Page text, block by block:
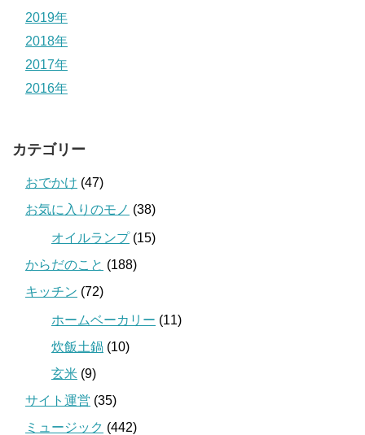
2019年
2018年
2017年
2016年
カテゴリー
おでかけ (47)
お気に入りのモノ (38)
オイルランプ(15)
からだのこと (188)
キッチン (72)
ホームベーカリー (11)
炊飯土鍋 (10)
玄米 (9)
サイト運営 (35)
ミュージック (442)